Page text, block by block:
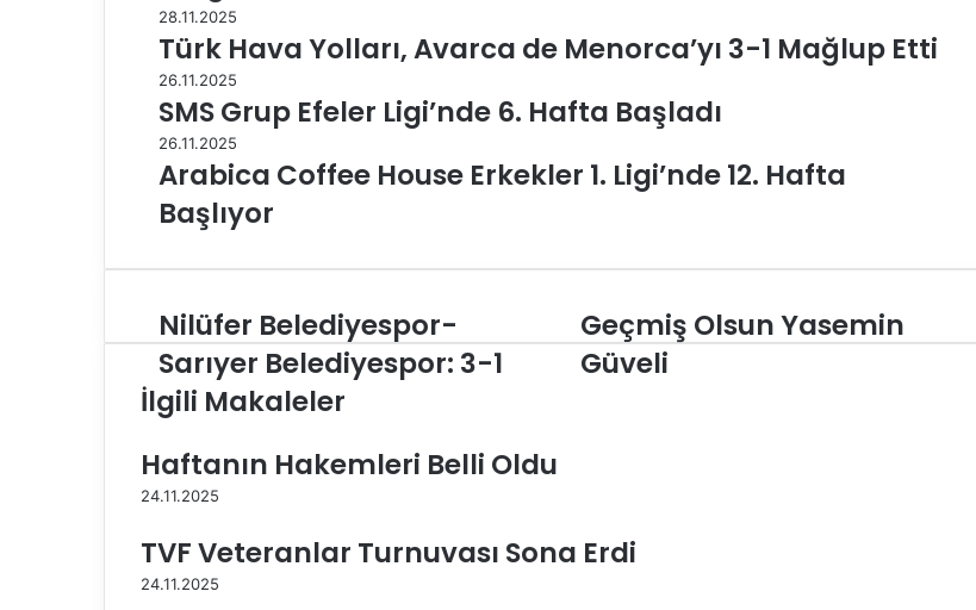
28.11.2025
Türk Hava Yolları, Avarca de Menorca’yı 3-1 Mağlup Etti
26.11.2025
SMS Grup Efeler Ligi’nde 6. Hafta Başladı
26.11.2025
Arabica Coffee House Erkekler 1. Ligi’nde 12. Hafta
Başlıyor
N
i
l
ü
f
r
B
l
e
d
Nilüfer Belediyespor-
Sarıyer Belediyespor: 3-1
G
e
ç
u
n
Geçmiş Olsun Yasemin
Güveli
İlgili Makaleler
Haftanın Hakemleri Belli Oldu
24.11.2025
TVF Veteranlar Turnuvası Sona Erdi
24.11.2025